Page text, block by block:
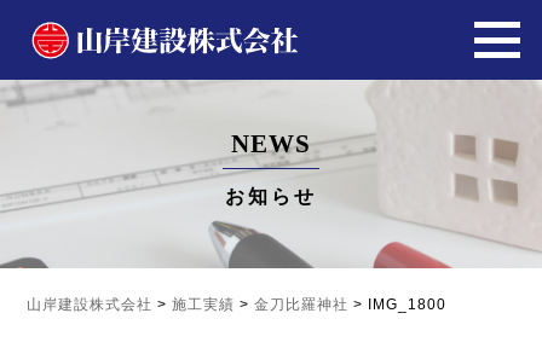
NEWS
お知らせ
山岸建設株式会社 >施工実績 >金刀比羅神社 > IMG_1800